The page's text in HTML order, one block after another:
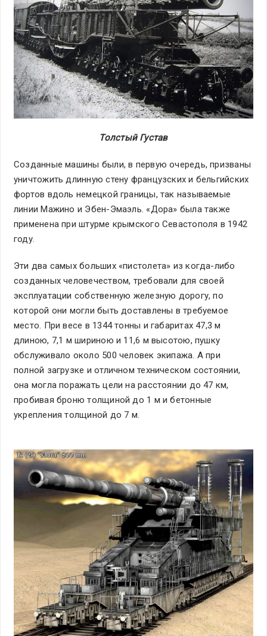
Толстый Густав
Созданные машины были, в первую очередь, призваны
уничтожить длинную стену французских и бельгийских
фортов вдоль немецкой границы, так называемые
линии Мажино и Эбен-Эмаэль. «Дора» была также
применена при штурме крымского Севастополя в 1942
году.
Эти два самых больших «пистолета» из когда-либо
созданных человечеством, требовали для своей
эксплуатации собственную железную дорогу, по
которой они могли быть доставлены в требуемое
место. При весе в 1344 тонны и габаритах 47,3 м
длиною, 7,1 м шириною и 11,6 м высотою, пушку
обслуживало около 500 человек экипажа. А при
полной загрузке и отличном техническом состоянии,
она могла поражать цели на расстоянии до 47 км,
пробивая броню толщиной до 1 м и бетонные
укрепления толщиной до 7 м.